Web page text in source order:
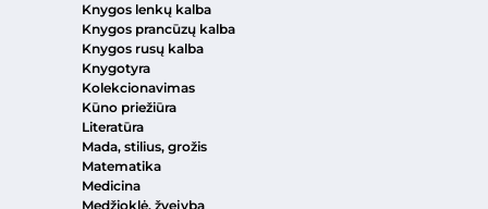
Knygos lenkų kalba
Knygos prancūzų kalba
Knygos rusų kalba
Knygotyra
Kolekcionavimas
Kūno priežiūra
Literatūra
Mada, stilius, grožis
Matematika
Medicina
Medžioklė, žvejyba